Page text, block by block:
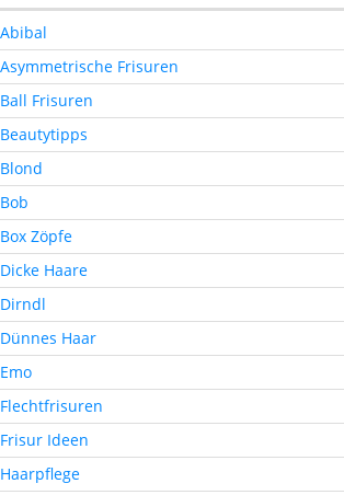
Abibal
Asymmetrische Frisuren
Ball Frisuren
Beautytipps
Blond
Bob
Box Zöpfe
Dicke Haare
Dirndl
Dünnes Haar
Emo
Flechtfrisuren
Frisur Ideen
Haarpflege